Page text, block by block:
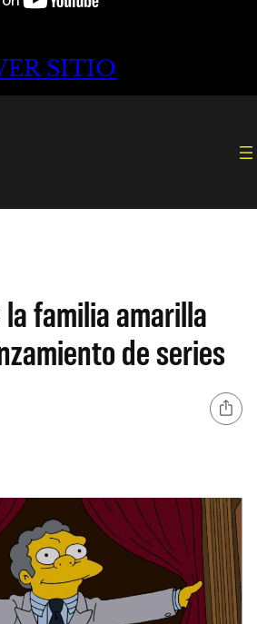
SITIO
familia amarilla
de series